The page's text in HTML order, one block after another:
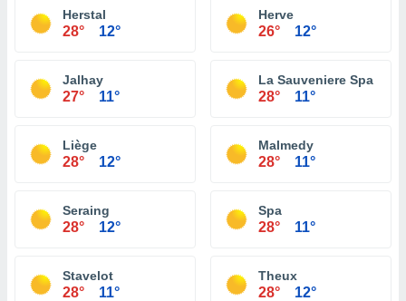
Herstal
28° 12°
Herve
26° 12°
Jalhay
27° 11°
La Sauveniere Spa
28° 11°
Liège
28° 12°
Malmedy
28° 11°
Seraing
28° 12°
Spa
28° 11°
Stavelot
28° 11°
Theux
28° 12°